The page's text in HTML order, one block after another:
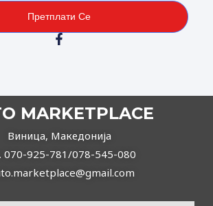
Претплати Се
F
a
o
o
k
-
f
MARKETPLACE
Виница, Македонија
070-925-781/078-545-080